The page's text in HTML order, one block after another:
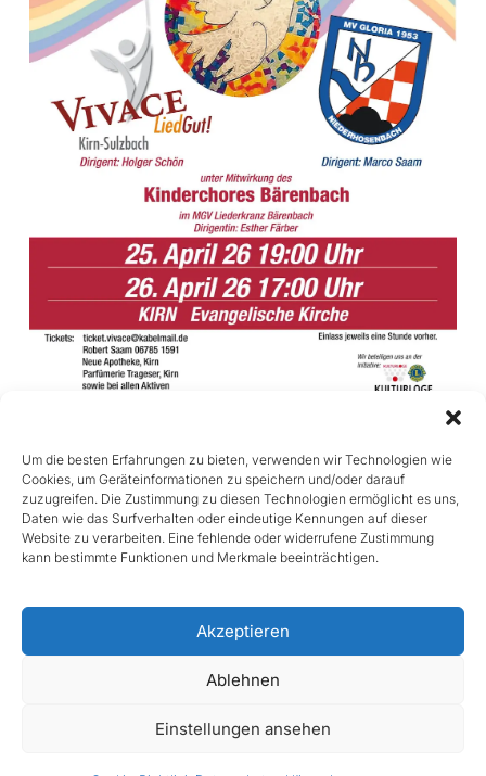
Um die besten Erfahrungen zu bieten, verwenden wir Technologien wie
Cookies, um Geräteinformationen zu speichern und/oder darauf
zuzugreifen. Die Zustimmung zu diesen Technologien ermöglicht es uns,
Daten wie das Surfverhalten oder eindeutige Kennungen auf dieser
Website zu verarbeiten. Eine fehlende oder widerrufene Zustimmung
kann bestimmte Funktionen und Merkmale beeinträchtigen.
Akzeptieren
Ablehnen
Einstellungen ansehen
Chorgemeinschaft „Vivace“ Kirn-Sulzbach 2004
55606 Kirnsulzbach